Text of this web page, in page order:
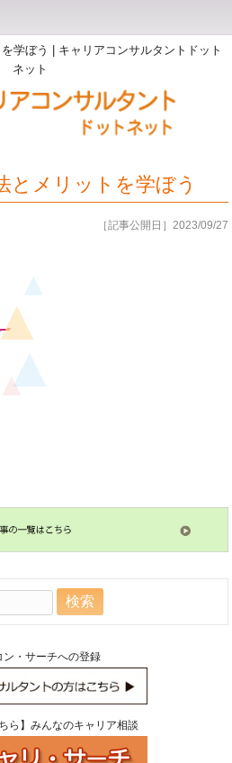
学ぼう | キャリアコンサルタントドット
ネット
とメリットを学ぼう
［記事公開日］2023/09/27
ン・サーチへの登録
ら】みんなのキャリア相談